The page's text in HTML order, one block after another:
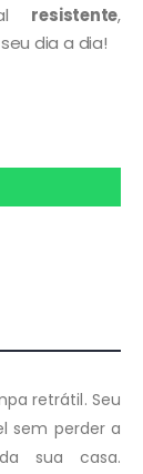
resistente,
dia a dia!
retrátil. Seu
sem perder a
sua casa.